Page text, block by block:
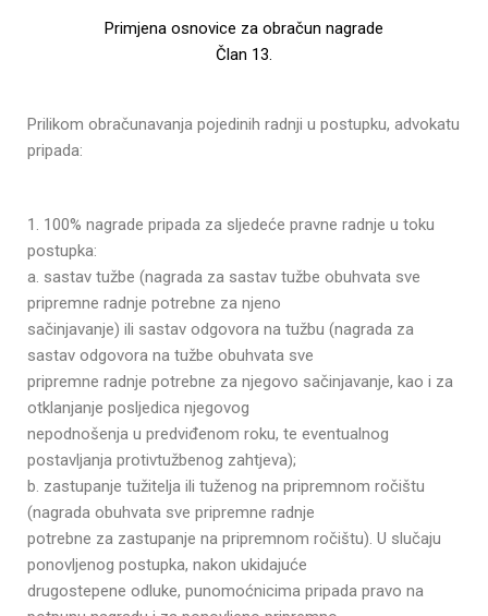
Primjena osnovice za obračun nagrade
Član 13.
Prilikom obračunavanja pojedinih radnji u postupku, advokatu
pripada:
1. 100% nagrade pripada za sljedeće pravne radnje u toku
postupka:
a. sastav tužbe (nagrada za sastav tužbe obuhvata sve
pripremne radnje potrebne za njeno
sačinjavanje) ili sastav odgovora na tužbu (nagrada za
sastav odgovora na tužbe obuhvata sve
pripremne radnje potrebne za njegovo sačinjavanje, kao i za
otklanjanje posljedica njegovog
nepodnošenja u predviđenom roku, te eventualnog
postavljanja protivtužbenog zahtjeva);
b. zastupanje tužitelja ili tuženog na pripremnom ročištu
(nagrada obuhvata sve pripremne radnje
potrebne za zastupanje na pripremnom ročištu). U slučaju
ponovljenog postupka, nakon ukidajuće
drugostepene odluke, punomoćnicima pripada pravo na